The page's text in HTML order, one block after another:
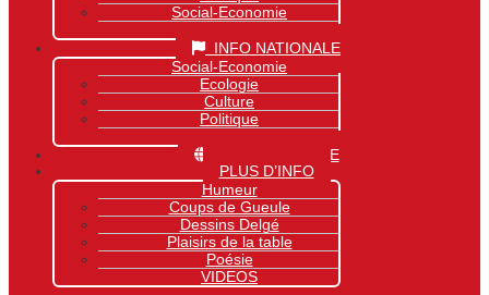
Social-Economie
INFO NATIONALE
Social-Economie
Ecologie
Culture
Politique
INFO MONDIALE
PLUS D’INFO
Humeur
Coups de Gueule
Dessins Delgé
Plaisirs de la table
Poésie
VIDEOS